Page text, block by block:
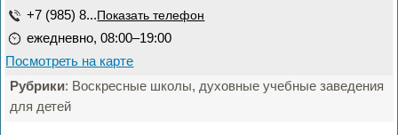
+7 (985) 8... Показать телефон
ежедневно, 08:00–19:00
Посмотреть на карте
Рубрики: Воскресные школы, духовные учебные заведения
для детей